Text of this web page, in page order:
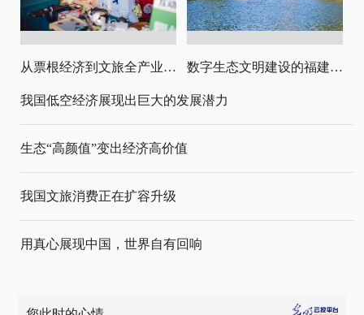
从票根经济到文旅全产业链升级 数字生态文明建设的福建路径与启示
我国低空经济展现出巨大的发展潜力
生态“高颜值”变出经济高价值
我国文旅消费正在扩容升级
用真心展现中国，世界自有回响